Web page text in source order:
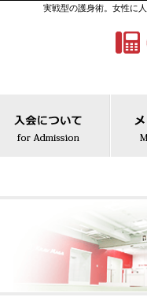
実戦型の護身術。女性に